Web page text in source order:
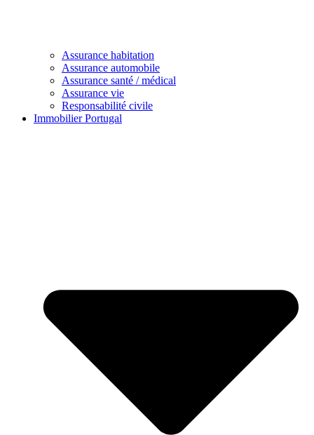
Assurance habitation
Assurance automobile
Assurance santé / médical
Assurance vie
Responsabilité civile
Immobilier Portugal